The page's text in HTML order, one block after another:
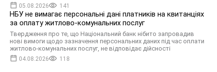
05.08.2026 141
НБУ не вимагає персональні дані платників на квитанціях
за оплату житлово-комунальних послуг
Твердження про те, що Національний банк нібито запровадив
нові вимоги щодо зазначення персональних даних під час оплати
житлово-комунальних послуг, не відповідає дійсності
04.08.2026 118